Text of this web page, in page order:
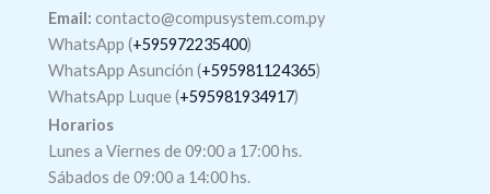
Email: contacto@compusystem.com.py
WhatsApp (+595972235400)
WhatsApp Asunción (+595981124365)
WhatsApp Luque (+595981934917)
Horarios
Lunes a Viernes de 09:00 a 17:00 hs.
Sábados de 09:00 a 14:00 hs.